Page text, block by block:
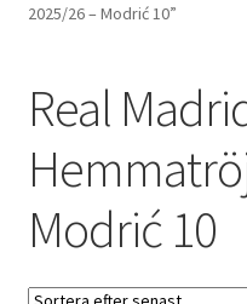
Bloggar
Kontakta oss
2025/26 – Modrić 10”
Real
Modrić 10